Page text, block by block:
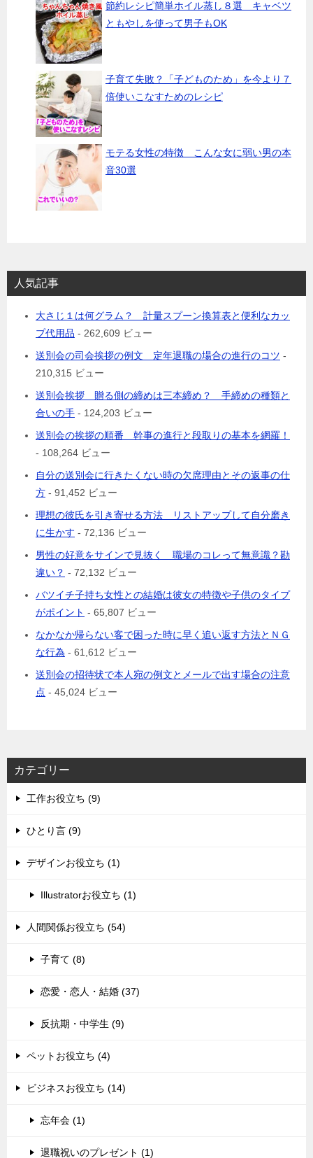
節約レシピ簡単ホイル蒸し８選 キャベツ
ともやしを使って男子もOK
子育て失敗？「子どものため」を今より７
倍使いこなすためのレシピ
モテる女性の特徴 こんな女に弱い男の本
音30選
人気記事
大さじ１は何グラム？ 計量スプーン換算表と便利なカッ
プ代用品 - 262,609 ビュー
送別会の司会挨拶の例文 定年退職の場合の進行のコツ -
210,315 ビュー
送別会挨拶 贈る側の締めは三本締め？ 手締めの種類と
合いの手 - 124,203 ビュー
送別会の挨拶の順番 幹事の進行と段取りの基本を網羅！
- 108,264 ビュー
自分の送別会に行きたくない時の欠席理由とその返事の仕
方 - 91,452 ビュー
理想の彼氏を引き寄せる方法 リストアップして自分磨き
に生かす - 72,136 ビュー
男性の好意をサインで見抜く 職場のコレって無意識？勘
違い？ - 72,132 ビュー
バツイチ子持ち女性との結婚は彼女の特徴や子供のタイプ
がポイント - 65,807 ビュー
なかなか帰らない客で困った時に早く追い返す方法とＮＧ
な行為 - 61,612 ビュー
送別会の招待状で本人宛の例文とメールで出す場合の注意
点 - 45,024 ビュー
カテゴリー
工作お役立ち (9)
ひとり言 (9)
デザインお役立ち (1)
Illustratorお役立ち (1)
人間関係お役立ち (54)
子育て (8)
恋愛・恋人・結婚 (37)
反抗期・中学生 (9)
ペットお役立ち (4)
ビジネスお役立ち (14)
忘年会 (1)
退職祝いのプレゼント (1)